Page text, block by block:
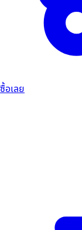
ซื้อเลย